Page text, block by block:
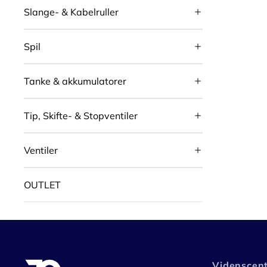
Slange- & Kabelruller
Spil
Tanke & akkumulatorer
Tip, Skifte- & Stopventiler
Ventiler
OUTLET